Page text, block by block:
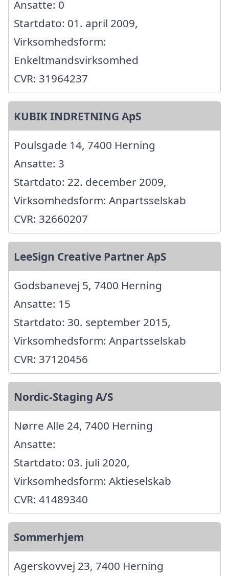
Ansatte: 0
Startdato: 01. april 2009,
Virksomhedsform:
Enkeltmandsvirksomhed
CVR: 31964237
KUBIK INDRETNING ApS
Poulsgade 14, 7400 Herning
Ansatte: 3
Startdato: 22. december 2009,
Virksomhedsform: Anpartsselskab
CVR: 32660207
LeeSign Creative Partner ApS
Godsbanevej 5, 7400 Herning
Ansatte: 15
Startdato: 30. september 2015,
Virksomhedsform: Anpartsselskab
CVR: 37120456
Nordic-Staging A/S
Nørre Alle 24, 7400 Herning
Ansatte:
Startdato: 03. juli 2020,
Virksomhedsform: Aktieselskab
CVR: 41489340
Sommerhjem
Agerskovvej 23, 7400 Herning